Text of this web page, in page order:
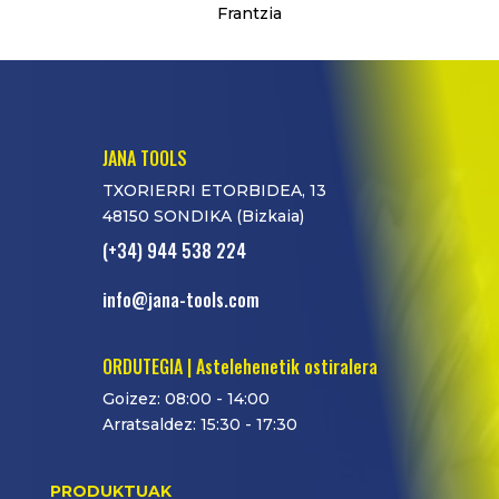
Frantzia
JANA TOOLS
TXORIERRI ETORBIDEA, 13
48150 SONDIKA (Bizkaia)
(+34) 944 538 224
info@jana-tools.com
ORDUTEGIA | Astelehenetik ostiralera
Goizez: 08:00 - 14:00
Arratsaldez: 15:30 - 17:30
PRODUKTUAK